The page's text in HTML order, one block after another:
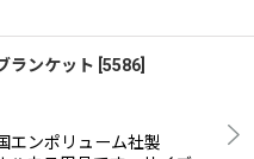
ランケット 5586
エンポリューム社製